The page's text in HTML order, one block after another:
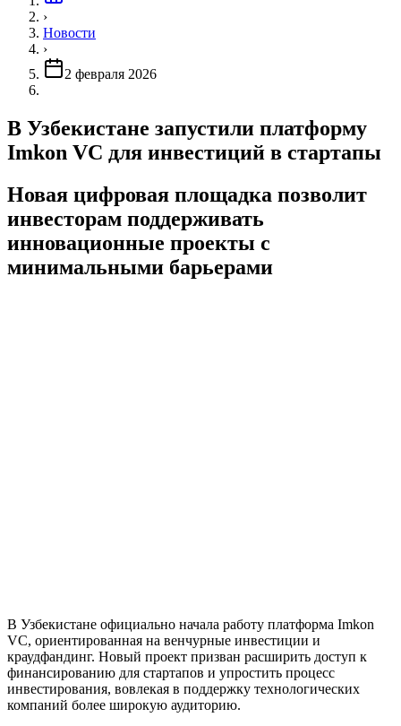
›
Новости
›
2 февраля 2026
В Узбекистане запустили платформу
Imkon VC для инвестиций в стартапы
Новая цифровая площадка позволит
инвесторам поддерживать
инновационные проекты с
минимальными барьерами
В Узбекистане официально начала работу платформа Imkon
VC, ориентированная на венчурные инвестиции и
краудфандинг. Новый проект призван расширить доступ к
финансированию для стартапов и упростить процесс
инвестирования, вовлекая в поддержку технологических
компаний более широкую аудиторию.